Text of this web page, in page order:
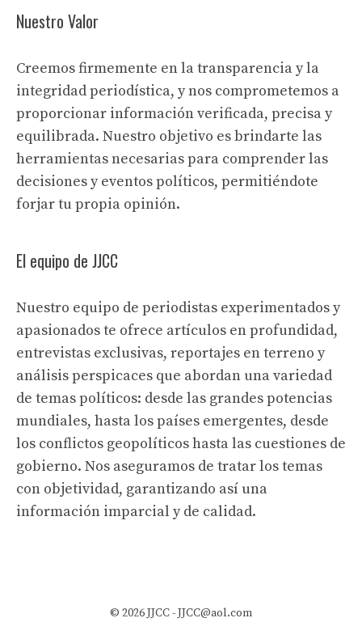
Nuestro Valor
Creemos firmemente en la transparencia y la
integridad periodística, y nos comprometemos a
proporcionar información verificada, precisa y
equilibrada. Nuestro objetivo es brindarte las
herramientas necesarias para comprender las
decisiones y eventos políticos, permitiéndote
forjar tu propia opinión.
El equipo de JJCC
Nuestro equipo de periodistas experimentados y
apasionados te ofrece artículos en profundidad,
entrevistas exclusivas, reportajes en terreno y
análisis perspicaces que abordan una variedad
de temas políticos: desde las grandes potencias
mundiales, hasta los países emergentes, desde
los conflictos geopolíticos hasta las cuestiones de
gobierno. Nos aseguramos de tratar los temas
con objetividad, garantizando así una
información imparcial y de calidad.
© 2026 JJCC -JJCC@aol.com